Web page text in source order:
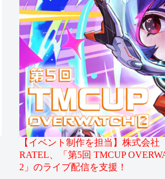
【イベント制作を担当】株式会社
RATEL、「第5回 TMCUP
2」のライブ配信を支援！